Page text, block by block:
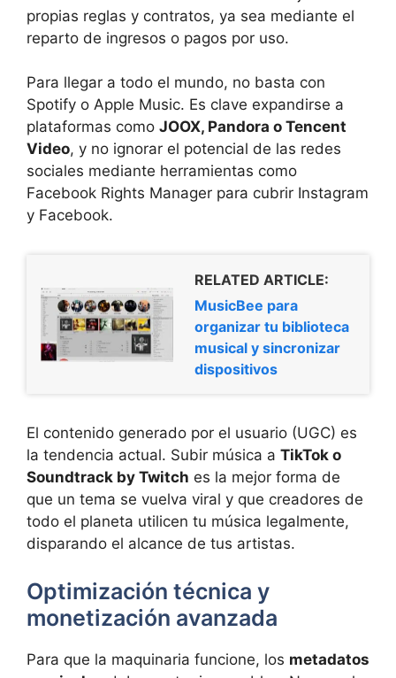
propias reglas y contratos, ya sea mediante el
reparto de ingresos o pagos por uso.
Para llegar a todo el mundo, no basta con
Spotify o Apple Music. Es clave expandirse a
plataformas como JOOX, Pandora o Tencent
Video, y no ignorar el potencial de las redes
sociales mediante herramientas como
Facebook Rights Manager para cubrir Instagram
y Facebook.
RELATED ARTICLE:
MusicBee para
organizar tu biblioteca
musical y sincronizar
dispositivos
El contenido generado por el usuario (UGC) es
la tendencia actual. Subir música a TikTok o
Soundtrack by Twitch es la mejor forma de
que un tema se vuelva viral y que creadores de
todo el planeta utilicen tu música legalmente,
disparando el alcance de tus artistas.
Optimización técnica y
monetización avanzada
Para que la maquinaria funcione, los metadatos